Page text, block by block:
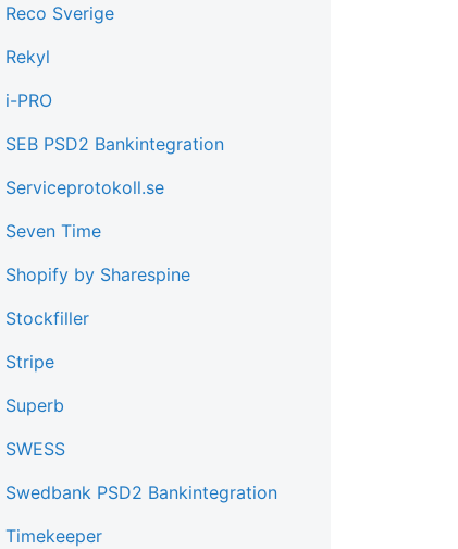
Reco Sverige
Rekyl
i-PRO
SEB PSD2 Bankintegration
Serviceprotokoll.se
Seven Time
Shopify by Sharespine
Stockfiller
Stripe
Superb
SWESS
Swedbank PSD2 Bankintegration
Timekeeper